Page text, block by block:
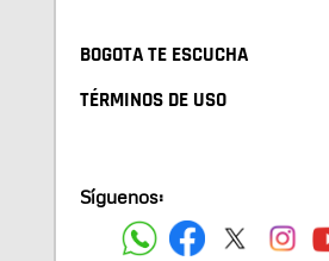
BOGOTA TE ESCUCHA
TÉRMINOS DE USO
Síguenos: